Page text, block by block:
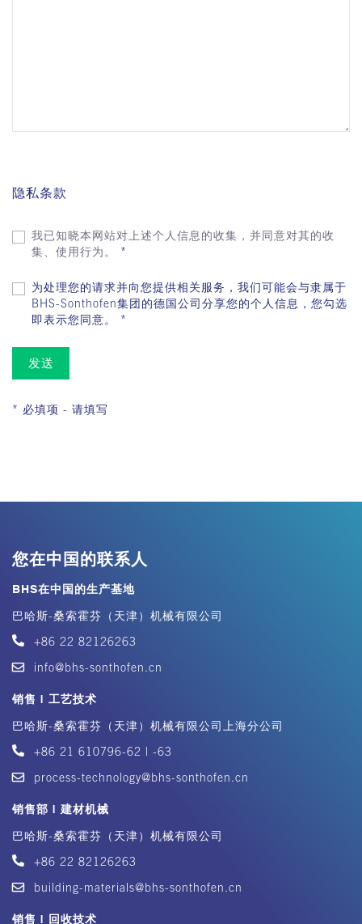
隐私条款
我已知晓本网站对上述个人信息的收集，并同意对其的收
集、使用行为。
*
为处理您的请求并向您提供相关服务，我们可能会与隶属于
BHS-Sonthofen集团的德国公司分享您的个人信息，您勾选
即表示您同意。 *
发送
* 必填项 - 请填写
您在中国的联系人
BHS在中国的生产基地
巴哈斯-桑索霍芬（天津）机械有限公司
+86 22 82126263
info@bhs-sonthofen.cn
销售 | 工艺技术
巴哈斯-桑索霍芬（天津）机械有限公司上海分公司
+86 21 610796-62 | -63
process-technology@bhs-sonthofen.cn
销售部 | 建材机械
巴哈斯-桑索霍芬（天津）机械有限公司
+86 22 82126263
building-materials@bhs-sonthofen.cn
销售 | 回收技术